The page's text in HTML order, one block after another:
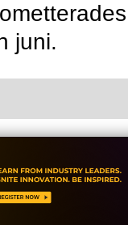
juni.